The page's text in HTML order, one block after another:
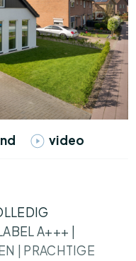
video
A+++ |
| PRACHTIGE